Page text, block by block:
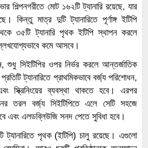
শিল্পনগরীতে মোট ১৬২টি ট্যানারি রয়েছে, যার
কিন্তু মাত্র দুটি ট্যানারিতে পূর্ণাঙ্গ ইটিপি
৩৫টি ট্যানারি পৃথক ইটিপি স্থাপন করলে
কমে আসবে।
শুধু সিইটিপির ওপর নির্ভর করলে আন্তর্জাতিক
ট্যানারিতে প্রাথমিকভাবে বর্জ্য পরিশোধন,
স্ক্রিনিংয়ের ব্যবস্থা থাকতে হবে। এরপর
তরল বর্জ্য সিইটিপিতে এলে সেটি সহজে
এবং এলডব্লিউজি সনদ পেতে সুবিধা হবে।
ট্যানারিতে পৃথক (ইটিপি) চালু রয়েছে। এগুলো